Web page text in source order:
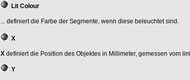
Lit Colour
... definiert die Farbe der Segmente, wenn diese beleuchtet sind.
X
Xdefiniert die Position des Objektes in Millimeter, gemessen vom
Y